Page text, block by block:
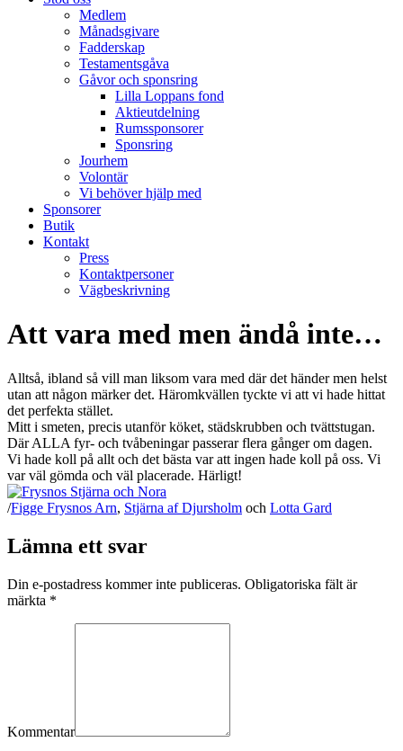
Medlem
Månadsgivare
Fadderskap
Testamentsgåva
Gåvor och sponsring
Lilla Loppans fond
Aktieutdelning
Rumssponsorer
Sponsring
Jourhem
Volontär
Vi behöver hjälp med
Sponsorer
Butik
Kontakt
Press
Kontaktpersoner
Vägbeskrivning
Att vara med men ändå inte…
Alltså, ibland så vill man liksom vara med där det händer men helst
utan att någon märker det. Häromkvällen tyckte vi att vi hade hittat
det perfekta stället.
Mitt i smeten, precis utanför köket, städskrubben och tvättstugan.
Där ALLA fyr- och tvåbeningar passerar flera gånger om dagen.
Vi hade koll på allt och det bästa var att ingen hade koll på oss. Vi
var väl gömda och väl placerade. Härligt!
/Figge Frysnos Arn, Stjärna af Djursholm och Lotta Gard
Lämna ett svar
Din e-postadress kommer inte publiceras. Obligatoriska fält är
märkta *
Kommentar